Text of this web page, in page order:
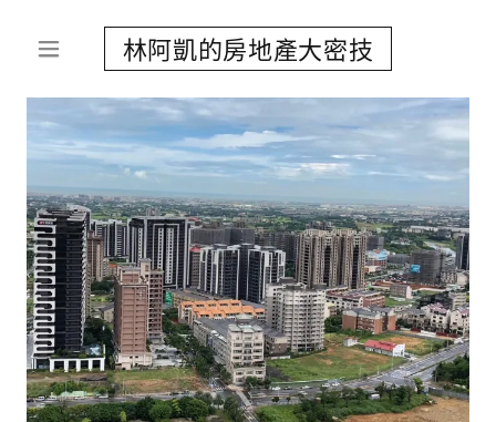
林阿凱的房地產大密技